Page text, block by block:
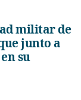
junto a
su